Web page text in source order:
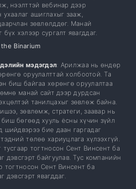
нээлттэй вебинар дээр
ашиглахыг зааж,
зөвлөлддөг. Манай
хэлээр сургалт явагддаг.
Binarium
мэдэгдэл: Арилжаа нь өндөр
оруулалттай холбоотой. Та
биш байгаа хөрөнгө оруулалтаа
манай сайт дээр дурдсан
танилцахыг зөвлөж байна.
зөвлөмж, стратеги, заавар нь
бөгөөд хууль ёсны хүчин зүйл
бие даан гаргадаг
төлөө хариуцлага хүлээхгүй.
тусгаар тогтносон Сент Винсент ба
дэвсгэрт байгуулав. Тус компанийн
тогтносон Сент Винсент ба
дэвсгэрт явагддаг.